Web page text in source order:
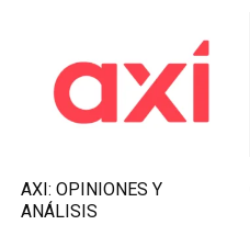
AXI: OPINIONES Y
ANÁLISIS